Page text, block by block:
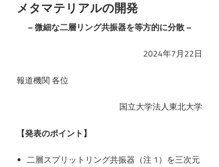
メタマテリアルの開発
– 微細な二層リング共振器を等方的に分散 –
2024年7月22日
報道機関 各位
国立大学法人東北大学
【発表のポイント】
二層スプリットリング共振器（注 1）を三次元